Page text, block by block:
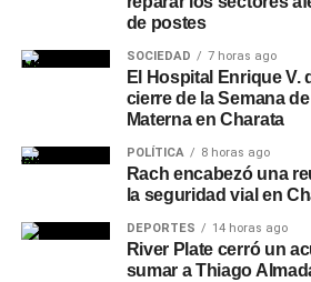
de postes
SOCIEDAD 7 horas ago
El Hospital Enrique V.
cierre de la Semana
Materna en Charata
POLÍTICA 8 horas ago
Rach encabezó una
la seguridad vial en
DEPORTES 14 horas ago
River Plate cerró un
sumar a Thiago